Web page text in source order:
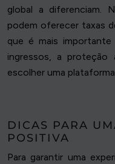
global a diferenciam.
podem oferecer taxas
que é mais
ingressos, a
escolher uma plataforma.
DICAS PARA
POSITIVA
Para garantir uma